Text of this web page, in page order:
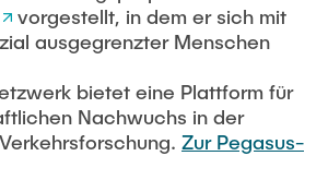
vorgestellt, in dem er sich mit
ausgegrenzter Menschen
bietet eine Plattform für
Nachwuchs in der
Zur Pegasus-